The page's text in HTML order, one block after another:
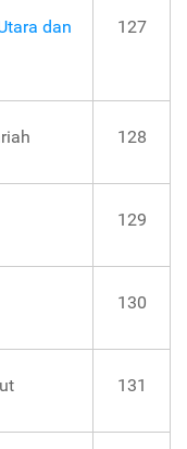
dan
127
128
129
130
131